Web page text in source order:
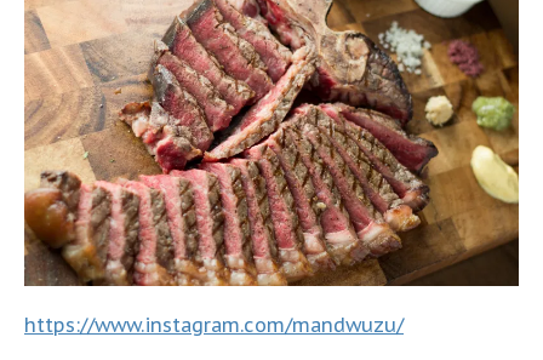
https://www.instagram.com/mandwuzu/